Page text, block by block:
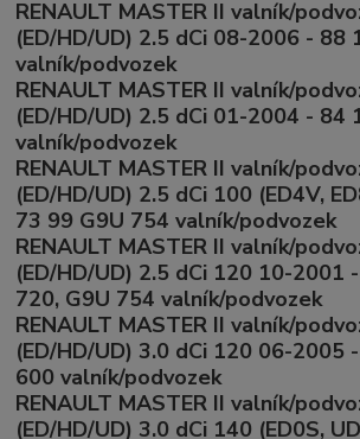
RENAULT MASTER II valník/
(ED/HD/UD) 2.5 dCi 08-2006 - 88
valník/podvozek
RENAULT MASTER II valník/
(ED/HD/UD) 2.5 dCi 01-2004 - 84
valník/podvozek
RENAULT MASTER II valník/
(ED/HD/UD) 2.5 dCi 100 (ED4V,
73 99 G9U 754 valník/podvozek
RENAULT MASTER II valník/
(ED/HD/UD) 2.5 dCi 120 10-2001
720, G9U 754 valník/podvozek
RENAULT MASTER II valník/
(ED/HD/UD) 3.0 dCi 120 06-2005
600 valník/podvozek
RENAULT MASTER II valník/
(ED/HD/UD) 3.0 dCi 140 (ED0S,